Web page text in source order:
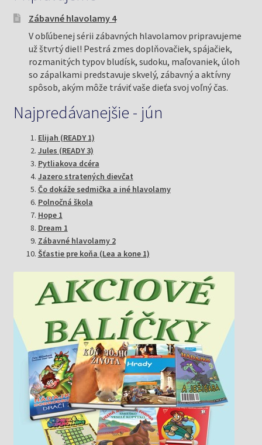
Zábavné hlavolamy 4
V obľúbenej sérii zábavných hlavolamov pripravujeme
už štvrtý diel! Pestrá zmes doplňovačiek, spájačiek,
rozmanitých typov bludísk, sudoku, maľovaniek, úloh
so zápalkami predstavuje skvelý, zábavný a aktívny
spôsob, akým môže tráviť vaše dieťa svoj voľný čas.
Najpredávanejšie - jún
Elijah (READY 1)
Jules (READY 3)
Pytliakova dcéra
Jazero stratených dievčat
Čo dokáže sedmička a iné hlavolamy
Polnočná škola
Hope 1
Dream 1
Zábavné hlavolamy 2
Šťastie pre koňa (Lea a kone 1)